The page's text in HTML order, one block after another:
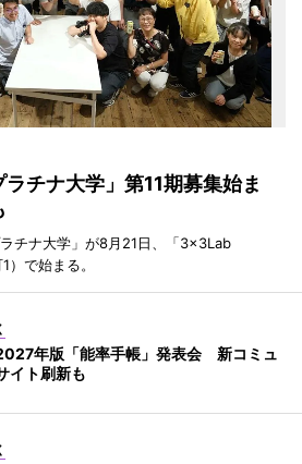
チナ大学」第11期募集始ま
チナ大学」が8月21日、「3×3Lab
で始まる。
年版「能率手帳」発表会 新コミュ
イト刷新も